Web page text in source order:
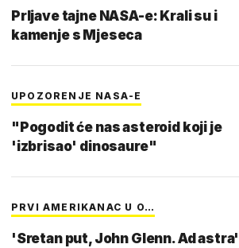
Prljave tajne NASA-e: Krali su i
kamenje s Mjeseca
UPOZORENJE NASA-E
"Pogodit će nas asteroid koji je
'izbrisao' dinosaure"
PRVI AMERIKANAC U O…
'Sretan put, John Glenn. Ad astra'